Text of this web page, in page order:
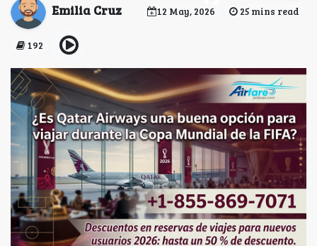
Emilia Cruz 12 May, 2026 25 mins read
192